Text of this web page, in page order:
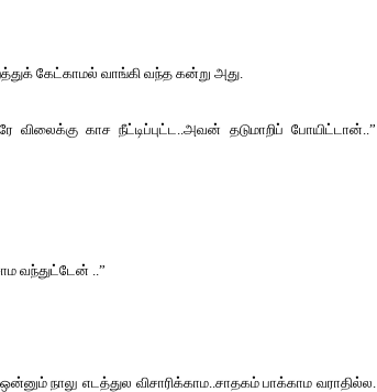
கேட்காமல் வாங்கி வந்த கன்று அது.
காச நீட்டிப்புட்ட..அவன் தடுமாறிப் போயிட்டான்..”
வந்துட்டேன் ..”
நாலு எடத்துல விசாரிக்காம..சாதகம் பாக்காம வராதில்ல.